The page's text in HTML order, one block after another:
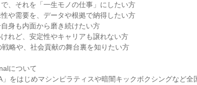
、それを「一生モノの仕事」にしたい方
や需要を、データや根拠で納得したい方
身も内面から磨き続けたい方
れど、安定性やキャリアも譲れない方
略や、社会貢献の舞台裏を知りたい方
について
」をはじめマシンピラティスや暗闇キックボクシングなど全